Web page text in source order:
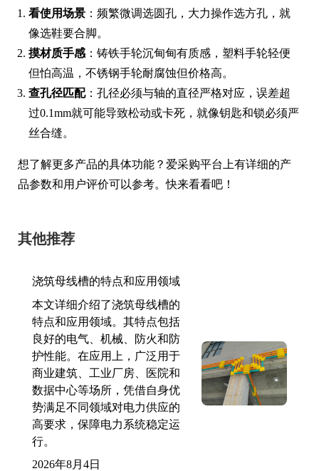
看使用场景 ：频繁微调选圆孔，大力操作选方孔，就
像选鞋要合脚。
摸材质手感 ：铸铁手轮沉甸甸有质感，塑料手轮轻便
但怕高温，不锈钢手轮耐腐蚀但价格高。
查孔径匹配：孔径必须与轴的直径严格对应，误差超
过0.1mm就可能导致松动或卡死，就像钥匙和锁必须严
丝合缝。
想了解更多产品的具体功能？爱采购平台上有详细的产
品参数和用户评价可以参考。快来看看吧！
其他推荐
浇筑母线槽的特点和应用领域
本文详细介绍了浇筑母线槽的
特点和应用领域。其特点包括
良好的电气、机械、防火和防
护性能。在应用上，广泛用于
商业建筑、工业厂房、医院和
数据中心等场所，凭借自身优
势满足不同领域对电力供应的
高要求，保障电力系统稳定运
行。
2026年8月4日